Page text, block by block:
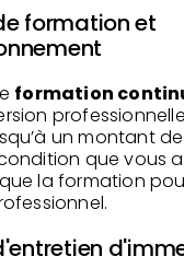
formation et
formation
un montant de
que vous
la formation